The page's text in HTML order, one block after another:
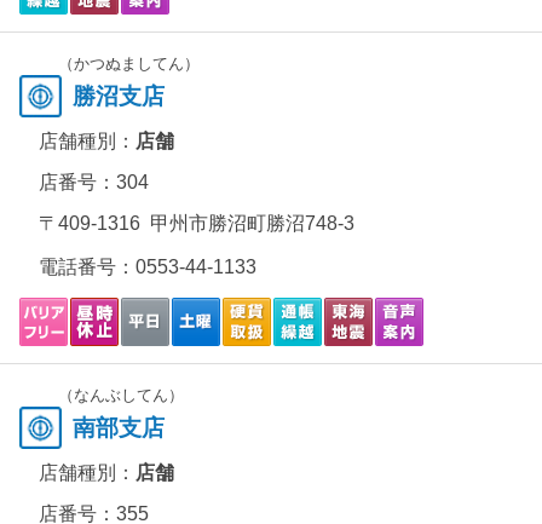
（かつぬましてん）
勝沼支店
店舗種別： 店舗
店番号：304
〒409-1316 甲州市勝沼町勝沼748-3
電話番号： 0553-44-1133
（なんぶしてん）
南部支店
店舗種別： 店舗
店番号：355